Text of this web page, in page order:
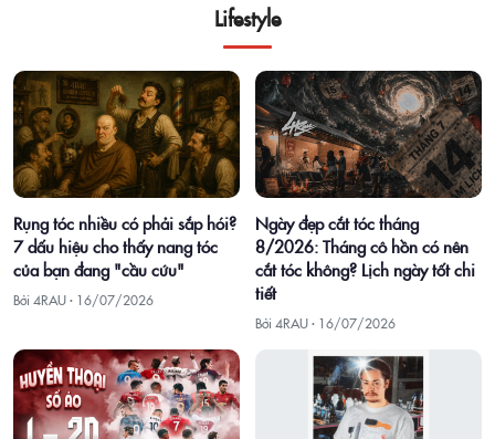
Lifestyle
Rụng tóc nhiều có phải sắp hói?
7 dấu hiệu cho thấy nang tóc
của bạn đang "cầu cứu"
Bởi 4RAU · 16/07/2026
Ngày đẹp cắt tóc tháng
8/2026: Tháng cô hồn có nên
cắt tóc không? Lịch ngày tốt chi
tiết
Bởi 4RAU · 16/07/2026